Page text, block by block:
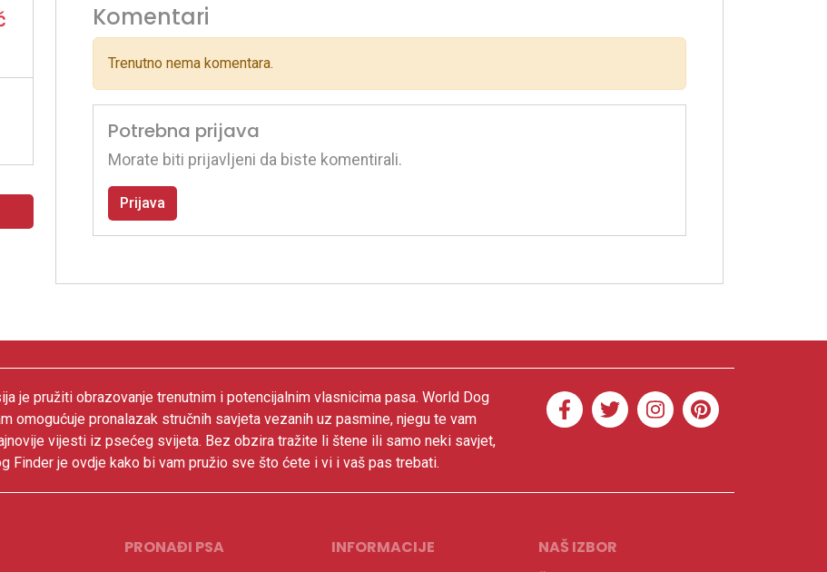
Komentari
Trenutno nema komentara.
Potrebna prijava
Morate biti prijavljeni da biste komentirali.
Prijava
je pružiti obrazovanje trenutnim i potencijalnim vlasnicima pasa. World Dog
omogućuje pronalazak stručnih savjeta vezanih uz pasmine, njegu te vam
vijesti iz psećeg svijeta. Bez obzira tražite li štene ili samo neki savjet,
Finder je ovdje kako bi vam pružio sve što ćete i vi i vaš pas trebati.
PRONAĐI PSA INFORMACIJE NAŠ IZBOR